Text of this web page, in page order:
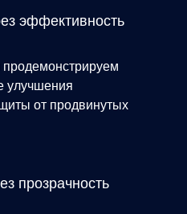
прозрачность
эффективность
улучшения
от продвинутых